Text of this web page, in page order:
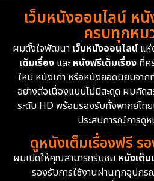
Detective สืบสวน
Disney+
Documentary สารคดี
Drama ดราม่า
Dystopian
Emotional
1983
1982
1974
1962
เว็บหนังออนไลน์ ห
ครบทุกห
ผมตั้งใจพัฒนา เว็บหนังออนไลน์แห่
เต็มเรื่อง และหนังฟรีเต็มเรื่อง ที่ค
ใหม่ หนังเก่า หรือหนังยอดนิยมจา
อย่างต่อเนื่องแบบไม่มีสะดุด ผมคัด
ระดับ HD พร้อมรองรับทั้งพากย์ไท
ประสบการณ์การดู
ดูหนังเต็มเรื่องฟรี
ผมเปิดให้คุณสามารถรับชม หนังเต็ม
รองรับการใช้งานผ่านทุกอุปกร